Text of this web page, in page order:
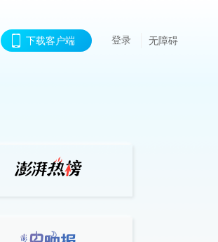
下载客户端 登录 无障碍